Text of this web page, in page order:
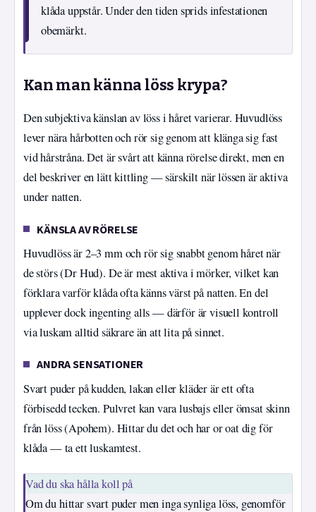
klåda uppstår. Under den tiden sprids infestationen
obemärkt.
Kan man känna löss krypa?
Den subjektiva känslan av löss i håret varierar. Huvudlöss
lever nära hårbotten och rör sig genom att klänga sig fast
vid hårstråna. Det är svårt att känna rörelse direkt, men en
del beskriver en lätt kittling — särskilt när lössen är aktiva
under natten.
KÄNSLA AV RÖRELSE
Huvudlöss är 2–3 mm och rör sig snabbt genom håret när
de störs (Dr Hud). De är mest aktiva i mörker, vilket kan
förklara varför klåda ofta känns värst på natten. En del
upplever dock ingenting alls — därför är visuell kontroll
via luskam alltid säkrare än att lita på sinnet.
ANDRA SENSATIONER
Svart puder på kudden, lakan eller kläder är ett ofta
förbisedd tecken. Pulvret kan vara lusbajs eller ömsat skinn
från löss (Apohem). Hittar du det och har or oat dig för
klåda — ta ett luskamtest.
Vad du ska hålla koll på
Om du hittar svart puder men inga synliga löss, genomför